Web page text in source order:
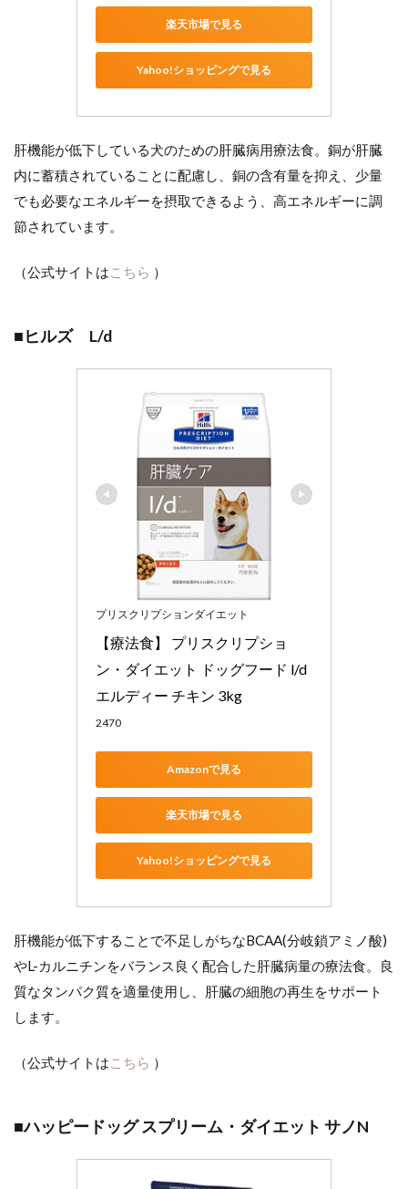
楽天市場で見る
Yahoo!ショッピングで見る
肝機能が低下している犬のための肝臓病用療法食。銅が肝臓
内に蓄積されていることに配慮し、銅の含有量を抑え、少量
でも必要なエネルギーを摂取できるよう、高エネルギーに調
節されています。
（公式サイトはこちら ）
■ヒルズ L/d
プリスクリプションダイエット
【療法食】 プリスクリプショ
ン・ダイエット ドッグフード l/d
エルディー チキン 3kg
2470
Amazonで見る
楽天市場で見る
Yahoo!ショッピングで見る
肝機能が低下することで不足しがちなBCAA(分岐鎖アミノ酸)
やL-カルニチンをバランス良く配合した肝臓病量の療法食。良
質なタンパク質を適量使用し、肝臓の細胞の再生をサポート
します。
（公式サイトはこちら ）
■ハッピードッグ スプリーム・ダイエット サノN